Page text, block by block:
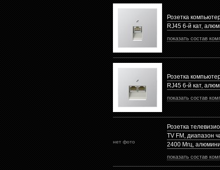
Розетка
RJ45 6-й кат,
показать состав
Розетка
RJ45 6-й кат,
показать состав
нет фото
Розетка
TV FM, диапазон
2400 Mгц,
показать состав